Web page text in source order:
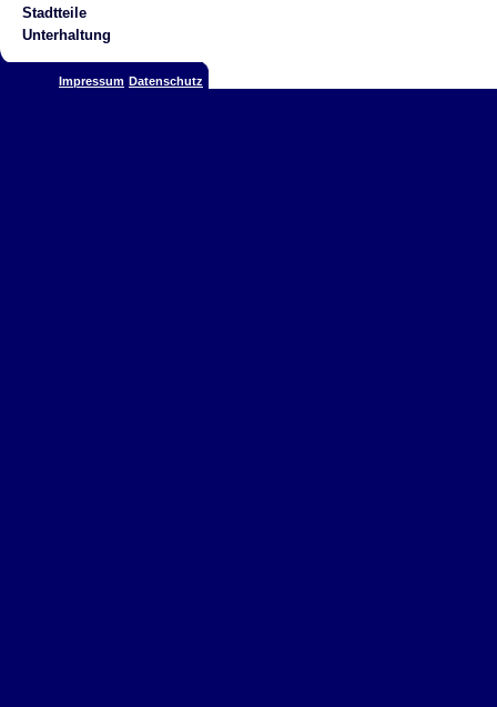
Stadtteile
Unterhaltung
Impressum Datenschutz